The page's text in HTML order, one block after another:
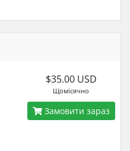
$35.00 USD
Щомісячно
Замовити зараз